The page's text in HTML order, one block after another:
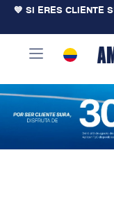
💙 SI ERES CLIENTE